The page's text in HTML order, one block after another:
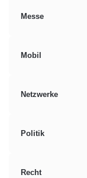
Messe
Mobil
Netzwerke
Politik
Recht